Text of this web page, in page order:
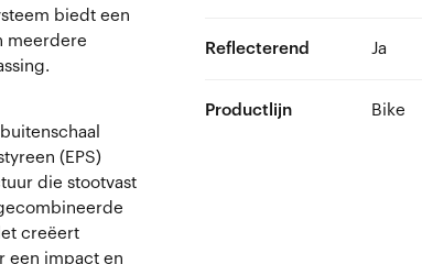
biedt een
meerdere
(EPS)
die stootvast
creëert
een impact en
Reflecterend Ja
Productlijn Bike